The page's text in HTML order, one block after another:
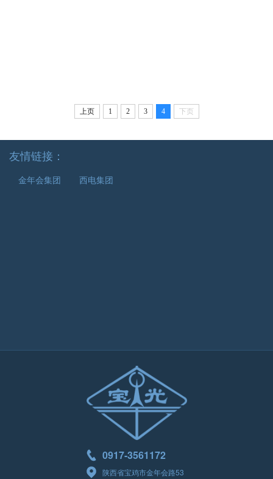
上页 1 2 3 4 下页
友情链接：
金年会集团 西电集团
0917-3561172
陕西省宝鸡市金年会路53